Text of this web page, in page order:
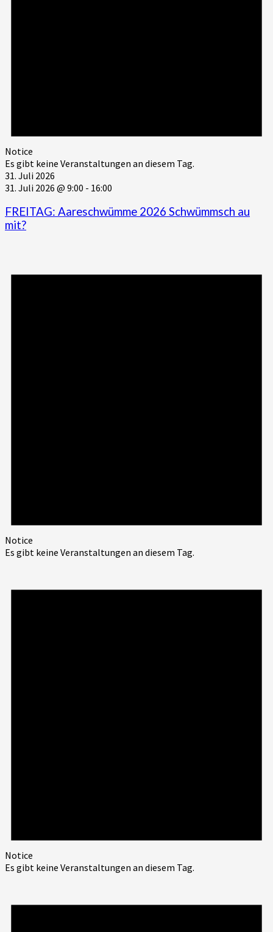
Notice
Es gibt keine Veranstaltungen an diesem Tag.
31. Juli 2026
31. Juli 2026 @ 9:00 - 16:00
FREITAG: Aareschwümme 2026 Schwümmsch au
mit?
Notice
Es gibt keine Veranstaltungen an diesem Tag.
Notice
Es gibt keine Veranstaltungen an diesem Tag.